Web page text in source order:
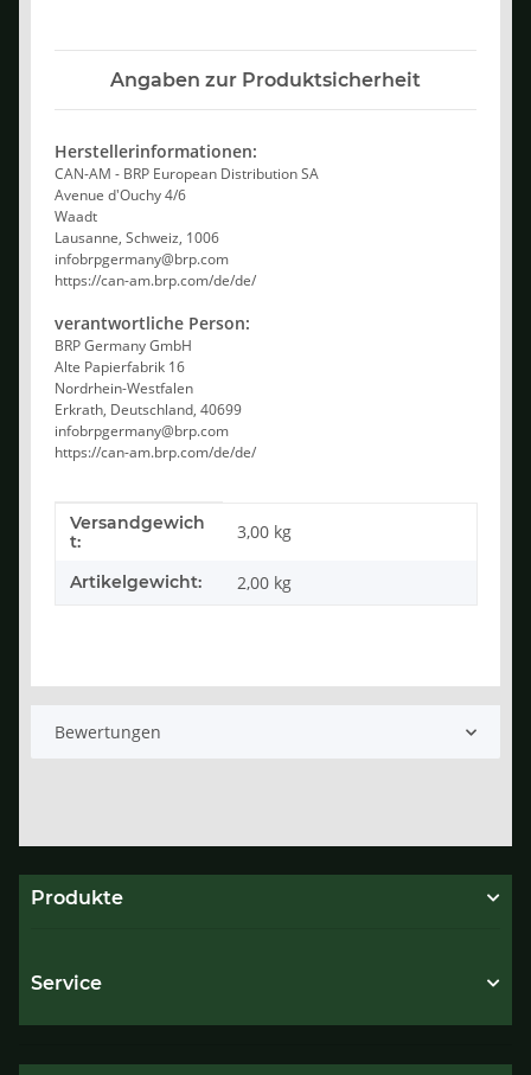
Angaben zur Produktsicherheit
Herstellerinformationen:
CAN-AM - BRP European Distribution SA
Avenue d'Ouchy 4/6
Waadt
Lausanne, Schweiz, 1006
infobrpgermany@brp.com
https://can-am.brp.com/de/de/
verantwortliche Person:
BRP Germany GmbH
Alte Papierfabrik 16
Nordrhein-Westfalen
Erkrath, Deutschland, 40699
infobrpgermany@brp.com
https://can-am.brp.com/de/de/
Produkteigenschaft
Wert
Versandgewich
t:
3,00 kg
Artikelgewicht: 2,00 kg
Bewertungen
Produkte
Service